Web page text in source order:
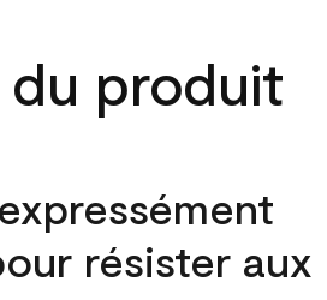
du produit
résister aux